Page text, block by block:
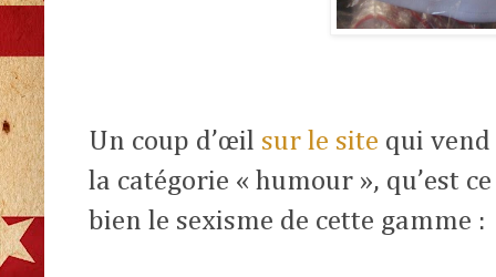
Un coup d’œil sur le site qui vend
la catégorie « humour », qu’est
bien le sexisme de cette gamme :